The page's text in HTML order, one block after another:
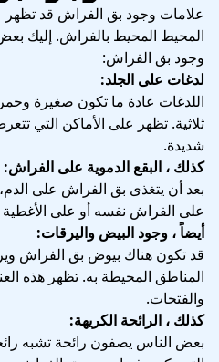
علامات وجود بق الفراش قد
المحيط المحيط بالفراش. إليك
وجود بق الفراش:
لدغات على الجلد:
اللدغات عادة ما تكون صغيرة
ثلاثية. تظهر على الأماكن التي
شديدة.
كذلك ، البقع الدموية على الفراش:
بعد أن يتغذى بق الفراش على
على الفراش نفسه أو على الأغطية
أيضاً ، وجود البيض واليرقات:
قد تكون هناك بيوض بق الفراش
المناطق المحيطة به. تظهر هذه
والفتحات.
كذلك ، الرائحة الكريهة:
بعض الناس يصفون رائحة تشبه